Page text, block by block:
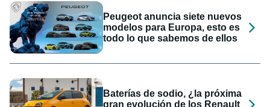
Peugeot anuncia siete nuevos
modelos para Europa, esto es
todo lo que sabemos de ellos
Baterías de sodio, ¿la próxima
gran evolución de los Renault